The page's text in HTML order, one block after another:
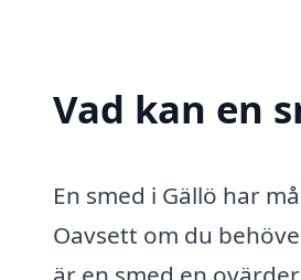
Vad kan en
En smed i Gällö har
Oavsett om du